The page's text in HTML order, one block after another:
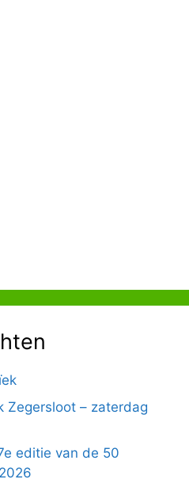
Zegersloot – zaterdag
editie van de 50